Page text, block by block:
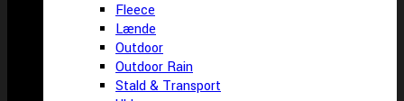
Fleece
Lænde
Outdoor
Outdoor Rain
Stald & Transport